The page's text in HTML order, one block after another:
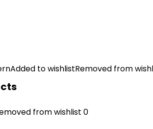
Added to wishlistRemoved from
from wishlist 0